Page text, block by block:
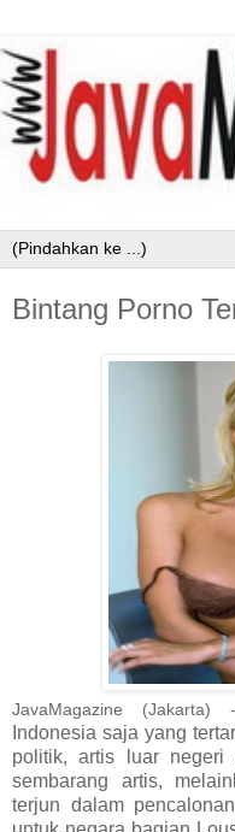
Bintang Porno
JavaMagazine
Indonesia saja yang
politik, artis luar negeri
sembarang artis,
terjun dalam